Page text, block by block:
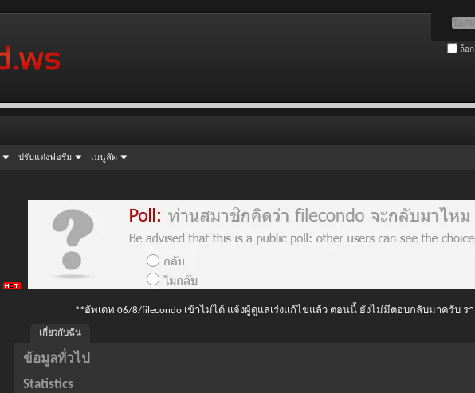
ล็อ
ปรับแต่งฟอรั่ม เมนูลัด
**อัพเดท 06/8/filecondo เข้าไม่ได้ แจ้งผู้ดูแลเร่งแก้ไขแล้ว ตอนนี้ ยังไม่มีตอบกลับมาครับ ร
เกี่ยวกับฉัน
ข้อมูลทั่วไป
Statistics